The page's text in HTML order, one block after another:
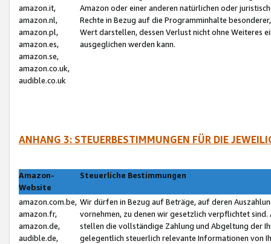
amazon.it,
amazon.nl,
amazon.pl,
amazon.es,
amazon.se,
amazon.co.uk,
audible.co.uk
Amazon oder einer anderen natürlichen oder
Rechte in Bezug auf die Programminhalte
Wert darstellen, dessen Verlust nicht ohne Weiteres
ausgeglichen werden kann.
ANHANG 3: STEUERBESTIMMUNGEN FÜR DIE
Amazon-
Website
Steuerliche Bestimmungen
amazon.com.be,
amazon.fr,
amazon.de,
audible.de,
Wir dürfen in Bezug auf Beträge, auf deren
vornehmen, zu denen wir gesetzlich verpflichtet
stellen die vollständige Zahlung und Abgeltung der
gelegentlich steuerlich relevante Informationen von